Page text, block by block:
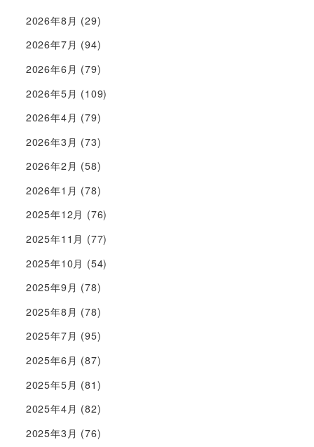
2026年8月 (29)
2026年7月 (94)
2026年6月 (79)
2026年5月 (109)
2026年4月 (79)
2026年3月 (73)
2026年2月 (58)
2026年1月 (78)
2025年12月 (76)
2025年11月 (77)
2025年10月 (54)
2025年9月 (78)
2025年8月 (78)
2025年7月 (95)
2025年6月 (87)
2025年5月 (81)
2025年4月 (82)
2025年3月 (76)